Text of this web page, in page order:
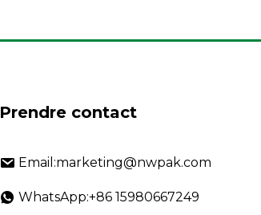
Prendre contact
Email:marketing@nwpak.com
WhatsApp:+86 15980667249